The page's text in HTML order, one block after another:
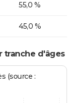
55,0 %
45,0 %
tranche d'âges
(source :